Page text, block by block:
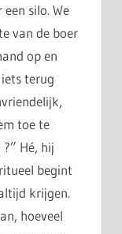
silo. We
van de boer
op en
terug
toe te
Hé, hij
begint
krijgen.
hoeveel